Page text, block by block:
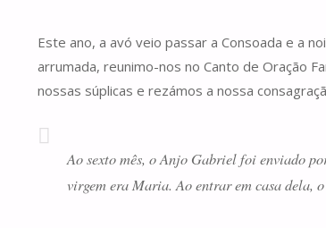
Este ano, a avó veio passar a Consoada e a
arrumada, reunimo-nos no Canto de Oração
nossas súplicas e rezámos a nossa
Ao sexto mês, o Anjo Gabriel foi enviado
virgem era Maria. Ao entrar em casa dela,